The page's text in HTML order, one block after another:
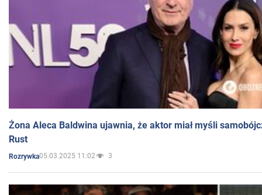
Żona Aleca Baldwina ujawnia, że aktor miał myśli
Rust
Rozrywka05.03.2025 11:02 3